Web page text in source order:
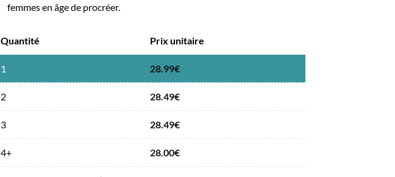
femmes en âge de procréer.
Quantité Prix unitaire
1 28.99€
2 28.49€
3 28.49€
4+ 28.00€